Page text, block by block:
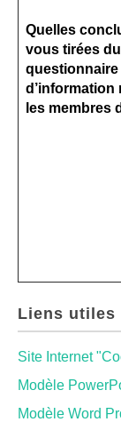
Quelles
vous tirées du
d’information
les membres
Liens utiles
Site Internet
Modèle
Modèle Word